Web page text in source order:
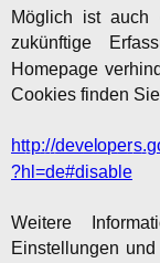
Möglich ist auch
zukünftige
Homepage
Cookies finden
http://developers.g
?hl=de#disable
Weitere
Einstellungen und